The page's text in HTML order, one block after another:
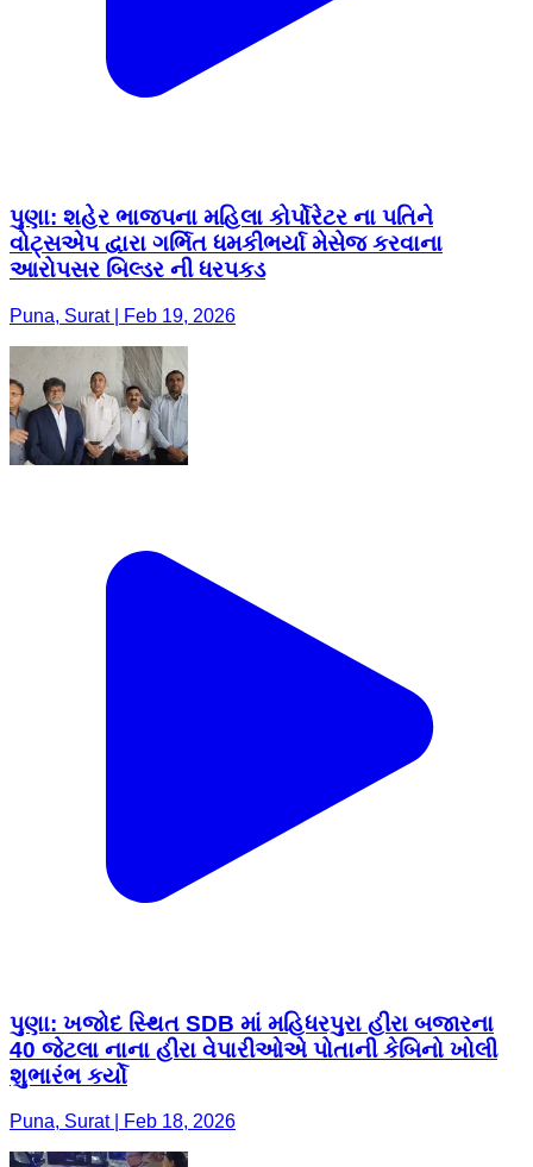
પુણા: શહેર ભાજપના મહિલા કોર્પોરેટર ના પતિને
વોટ્સએપ દ્વારા ગર્ભિત ધમકીભર્યા મેસેજ કરવાના
આરોપસર બિલ્ડર ની ધરપકડ
Puna, Surat | Feb 19, 2026
પુણા: ખજોદ સ્થિત SDB માં મહિધરપુરા હીરા બજારના
40 જેટલા નાના હીરા વેપારીઓએ પોતાની કેબિનો ખોલી
શુભારંભ કર્યો
Puna, Surat | Feb 18, 2026